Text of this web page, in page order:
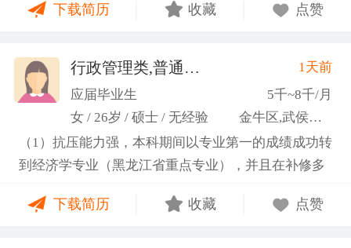
下载简历 收藏 点赞
行政管理类,普通教师类
1天前
应届毕业生
5千~8千/月
女 / 26岁 / 硕士 / 无经验
金牛区,武侯区,青羊区
（1）抗压能力强，本科期间以专业第一的成绩成功转
到经济学专业（黑龙江省重点专业），并且在补修多
学；研一刚入学就跟随导师参加多个项目书撰写，其
下载简历 收藏 点赞